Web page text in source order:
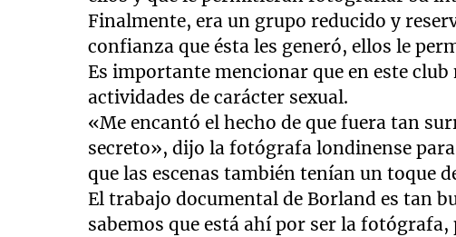
Finalmente, era un grupo reducido y
confianza que ésta les generó, ellos le
Es importante mencionar que en este
actividades de carácter sexual.
«Me encantó el hecho de que fuera tan
secreto», dijo la fotógrafa londinense
que las escenas también tenían un toque
El trabajo documental de Borland es tan
sabemos que está ahí por ser la